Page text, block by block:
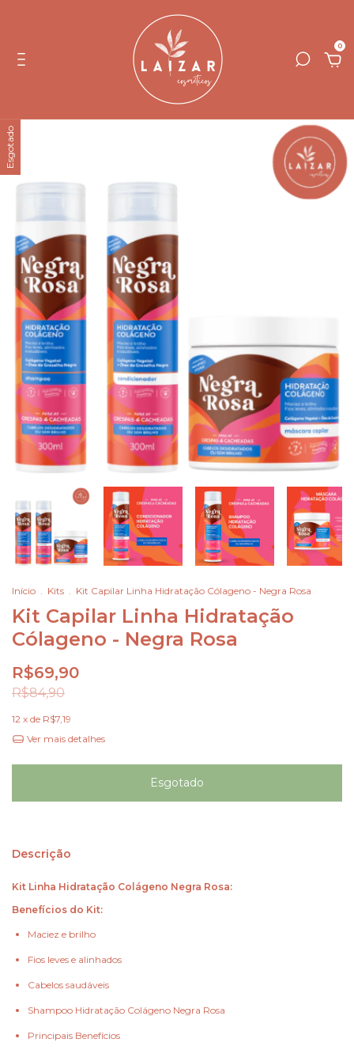
0
Esgotado
Início . Kits . Kit Capilar Linha Hidratação Cólageno - Negra Rosa
Kit Capilar Linha Hidratação
Cólageno - Negra Rosa
R$69,90
R$84,90
12 x de R$7,19
Ver mais detalhes
Descrição
Kit Linha Hidratação Colágeno Negra Rosa:
Benefícios do Kit:
Maciez e brilho
Fios leves e alinhados
Cabelos saudáveis
Shampoo Hidratação Colágeno Negra Rosa
Principais Benefícios